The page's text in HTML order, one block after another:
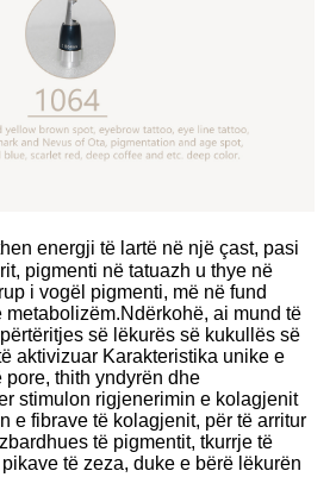
energji të lartë në një çast, pasi
pigmenti në tatuazh u thye në
i vogël pigmenti, më në fund
metabolizëm.Ndërkohë, ai mund të
së lëkurës së kukullës së
aktivizuar Karakteristika unike e
pore, thith yndyrën dhe
stimulon rigjenerimin e kolagjenit
e fibrave të kolagjenit, për të arritur
të pigmentit, tkurrje të
të zeza, duke e bërë lëkurën